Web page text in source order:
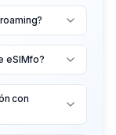
eSIMfo?
con